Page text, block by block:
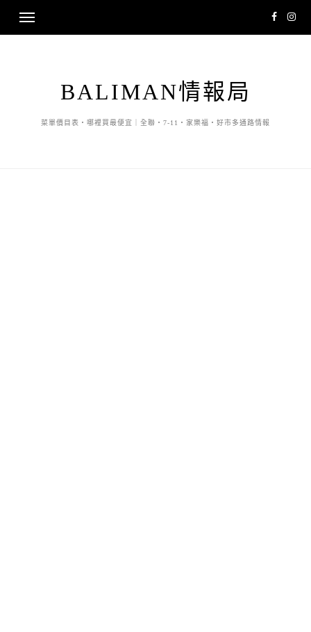
BALIMAN情報局
菜單價目表・哪裡買最便宜｜全聯・7-11・家樂福・好市多通路情報